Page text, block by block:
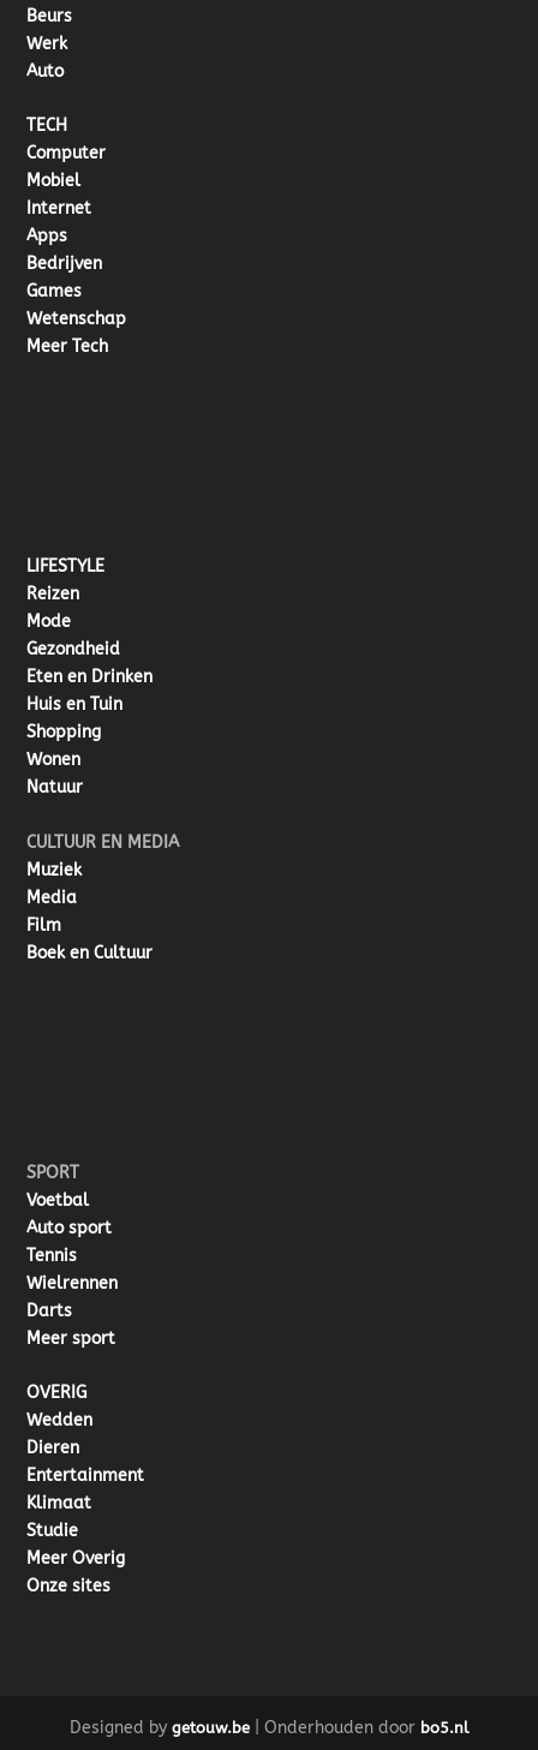
Beurs
Werk
Auto
TECH
Computer
Mobiel
Internet
Apps
Bedrijven
Games
Wetenschap
Meer Tech
LIFESTYLE
Reizen
Mode
Gezondheid
Eten en Drinken
Huis en Tuin
Shopping
Wonen
Natuur
CULTUUR EN MEDIA
Muziek
Media
Film
Boek en Cultuur
SPORT
Voetbal
Auto sport
Tennis
Wielrennen
Darts
Meer sport
OVERIG
Wedden
Dieren
Entertainment
Klimaat
Studie
Meer Overig
Onze sites
Designed by getouw.be| Onderhouden door bo5.nl